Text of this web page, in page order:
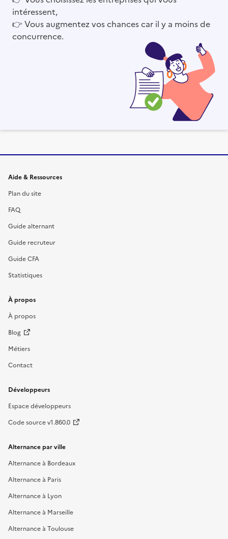
intéressent,
👉 Vous augmentez vos chances car il y a moins de
concurrence.
Informations et liens du site
Aide & Ressources
Plan du site
FAQ
Guide alternant
Guide recruteur
Guide CFA
Statistiques
À propos
À propos
Blog
Métiers
Contact
Développeurs
Espace développeurs
Code source v1.860.0
Alternance par ville
Alternance à Bordeaux
Alternance à Paris
Alternance à Lyon
Alternance à Marseille
Alternance à Toulouse